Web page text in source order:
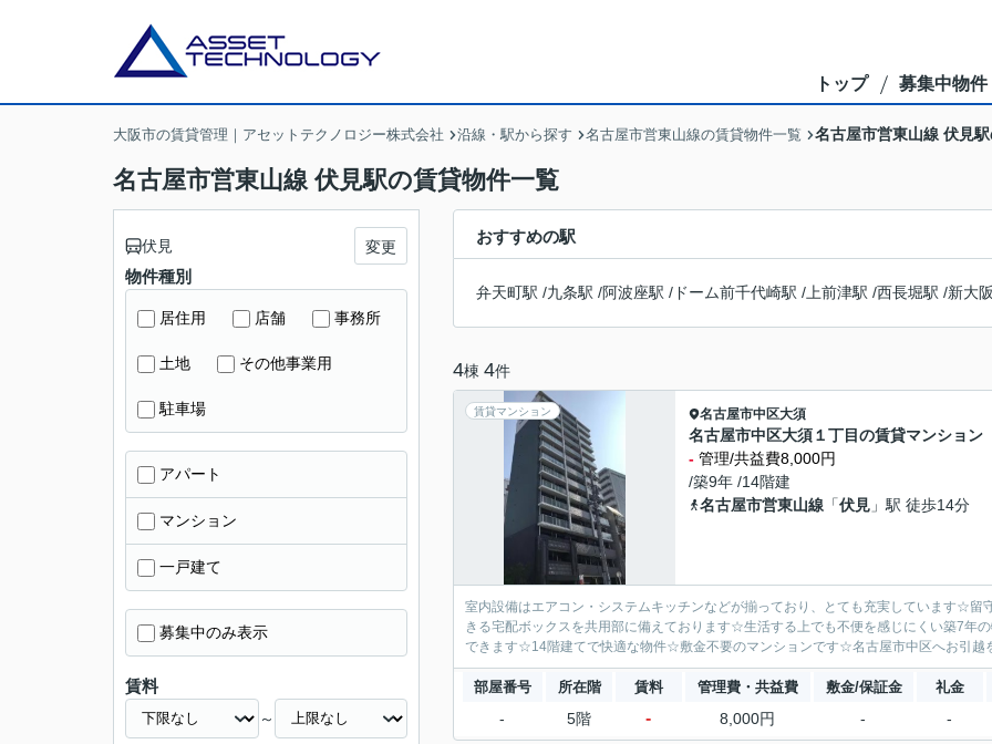
トップ 募集中物件
大阪市の賃貸管理｜アセットテクノロジー株式会社 沿線・駅から探す 名古屋市営東山線の賃貸物件一覧 名古屋市営東山線 伏見
名古屋市営東山線 伏見駅の賃貸物件一覧
おすすめの駅
弁天町駅 /九条駅 /阿波座駅 / ドーム前千代崎駅 / 上前津駅 /西長堀駅 /新大
4棟 4件
賃貸マンション 名古屋市中区大須
名古屋市中区大須１丁目の賃貸マンション
- 管理/共益費8,000円
/築9年 /14階建
名古屋市営東山線 「伏見 」駅 徒歩14分
室内設備はエアコン・システムキッチンなどが揃っており、とても充実しています☆
きる宅配ボックスを共用部に備えております☆生活する上でも不便を感じにくい築7年
できます☆14階建てで快適な物件☆敷金不要のマンションです☆名古屋市中区へお引越
部屋番号 所在階 賃料 管理費・共益費 敷金/保証金 礼金
- 5階 - 8,000円 - -
伏見 変更
物件種別
居住用 店舗 事務所
土地 その他事業用
駐車場
アパート
マンション
一戸建て
募集中のみ表示
賃料
～